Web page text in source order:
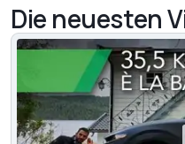
Die neuesten